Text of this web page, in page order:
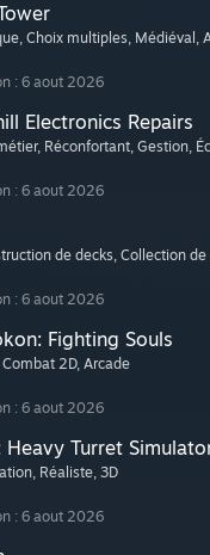
, Choix multiples, Médiéval ,
: 6 aout 2026
Electronics Repairs
, Réconfortant, Gestion,
: 6 aout 2026
de decks, Collection
: 6 aout 2026
Fighting Souls
Combat 2D, Arcade
: 6 aout 2026
Heavy Turret
, Réaliste, 3D
: 6 aout 2026